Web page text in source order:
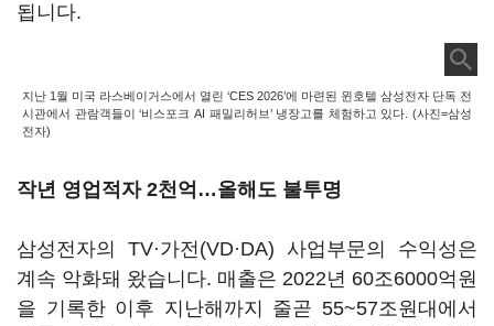
됩니다.
지난 1월 미국 라스베이거스에서 열린 ‘CES 2026’에 마련된 윈호텔 삼성전자 단독 전
시관에서 관람객들이 ‘비스포크 AI 패밀리허브’ 냉장고를 체험하고 있다. (사진=삼성
전자)
작년 영업적자 2천억…올해도 불투명
삼성전자의 TV·가전(VD·DA) 사업부문의 수익성은
계속 악화돼 왔습니다. 매출은 2022년 60조6000억원
을 기록한 이후 지난해까지 줄곧 55~57조원대에서